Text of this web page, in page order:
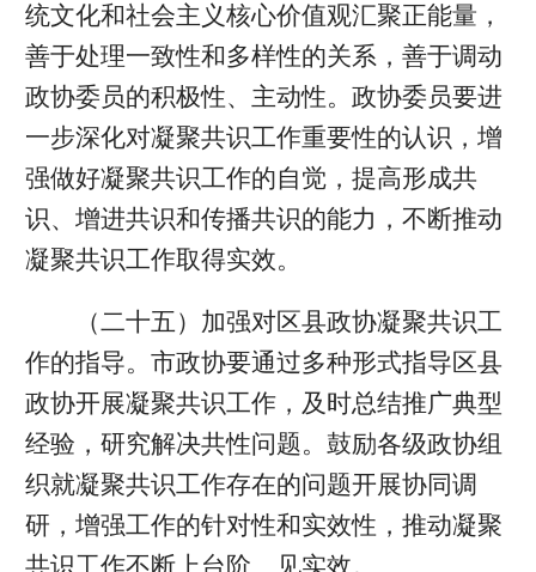
统文化和社会主义核心价值观汇聚正能量，
善于处理一致性和多样性的关系，善于调动
政协委员的积极性、主动性。政协委员要进
一步深化对凝聚共识工作重要性的认识，增
强做好凝聚共识工作的自觉，提高形成共
识、增进共识和传播共识的能力，不断推动
凝聚共识工作取得实效。
（二十五）加强对区县政协凝聚共识工
作的指导。市政协要通过多种形式指导区县
政协开展凝聚共识工作，及时总结推广典型
经验，研究解决共性问题。鼓励各级政协组
织就凝聚共识工作存在的问题开展协同调
研，增强工作的针对性和实效性，推动凝聚
共识工作不断上台阶、见实效。